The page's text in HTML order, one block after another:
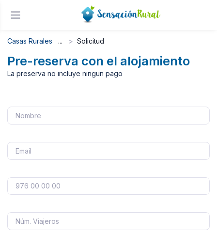
Casas Rurales Solicitud
Pre-reserva con el alojamiento
La preserva no incluye ningun pago